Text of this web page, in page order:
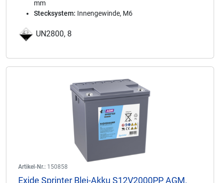
mm
Stecksystem: Innengewinde, M6
UN2800, 8
Artikel-Nr.: 150858
Exide Sprinter Blei-Akku S12V2000PP AGM,